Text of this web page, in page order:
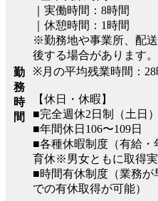
勤
務
時
間
｜実働時間：8時間
｜休憩時間：1時間
※勤務地や事業所、配
後する場合があります。
※月の平均残業時間：28
【休日・休暇】
■完全週休2日制（土日）
■年間休日106〜109日
■各種休暇制度（有給
育休※男女ともに取得実
■時間有休制度（業務が
での有休取得が可能）